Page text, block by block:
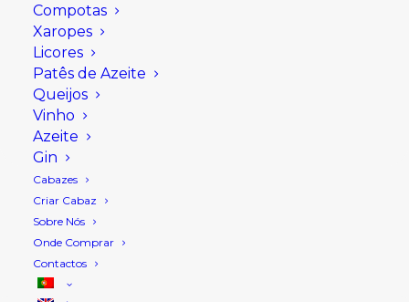
Compotas
Xaropes
Licores
Patês de Azeite
Queijos
Vinho
Azeite
Gin
Cabazes
Criar Cabaz
Sobre Nós
Onde Comprar
Contactos